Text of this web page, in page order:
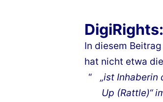
In diesem
hat nicht etwa
„ist Inhaberin
Up (Rattle)“